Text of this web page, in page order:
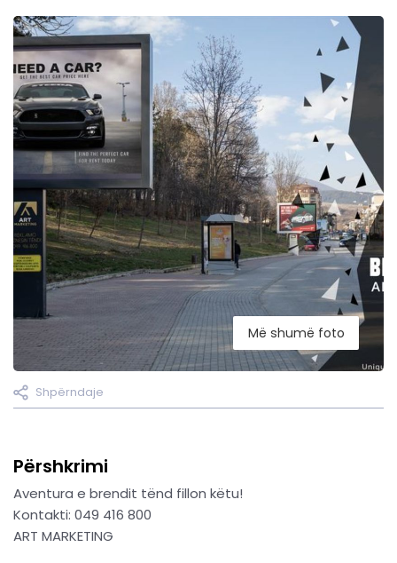
Më shumë foto
Shpërndaje
Përshkrimi
Aventura e brendit tënd fillon këtu!
Kontakti: 049 416 800
ART MARKETING